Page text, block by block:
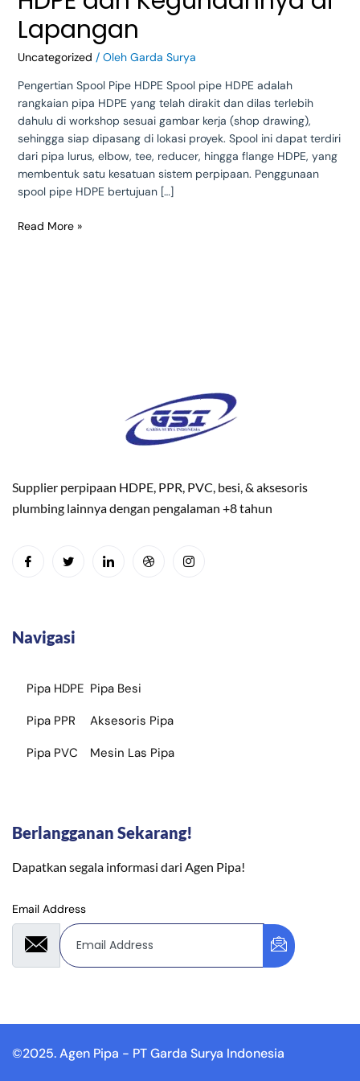
Lapangan
Uncategorized / Oleh Garda Surya
Pengertian Spool Pipe HDPE Spool pipe HDPE adalah
rangkaian pipa HDPE yang telah dirakit dan dilas terlebih
dahulu di workshop sesuai gambar kerja (shop drawing),
sehingga siap dipasang di lokasi proyek. Spool ini dapat terdiri
dari pipa lurus, elbow, tee, reducer, hingga flange HDPE, yang
membentuk satu kesatuan sistem perpipaan. Penggunaan
spool pipe HDPE bertujuan […]
di
Lapangan
Read More »
Supplier perpipaan HDPE, PPR, PVC, besi, & aksesoris
plumbing lainnya dengan pengalaman +8 tahun
Navigasi
Pipa HDPE
Pipa PPR
Pipa PVC
Pipa Besi
Aksesoris Pipa
Mesin Las Pipa
Berlangganan Sekarang!
Dapatkan segala informasi dari Agen Pipa!
Email Address
©2025. Agen Pipa - PT Garda Surya Indonesia